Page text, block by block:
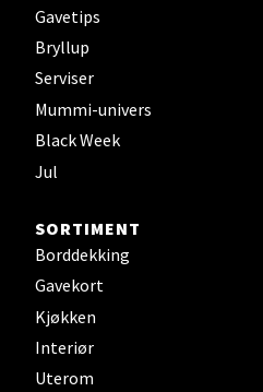
Gavetips
Bryllup
Serviser
Mummi-univers
Black Week
Jul
SORTIMENT
Borddekking
Gavekort
Kjøkken
Interiør
Uterom